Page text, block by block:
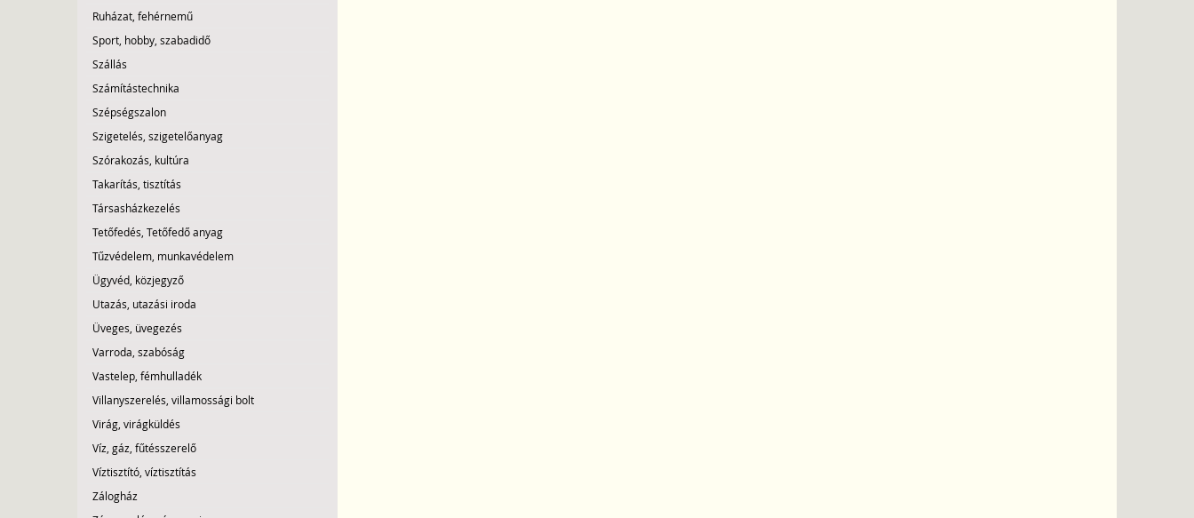
Ruházat, fehérnemű
Sport, hobby, szabadidő
Szállás
Számítástechnika
Szépségszalon
Szigetelés, szigetelőanyag
Szórakozás, kultúra
Takarítás, tisztítás
Társasházkezelés
Tetőfedés, Tetőfedő anyag
Tűzvédelem, munkavédelem
Ügyvéd, közjegyző
Utazás, utazási iroda
Üveges, üvegezés
Varroda, szabóság
Vastelep, fémhulladék
Villanyszerelés, villamossági bolt
Virág, virágküldés
Víz, gáz, fűtésszerelő
Víztisztító, víztisztítás
Zálogház